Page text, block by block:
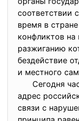
соответствии
время в
конфликтов на
разжиганию
бездействие
и местного
Сегодня
адрес
связи с